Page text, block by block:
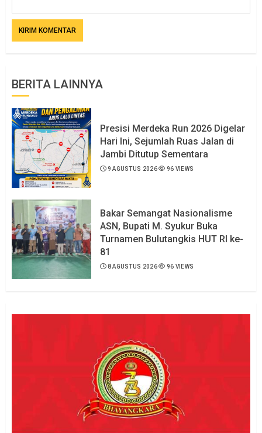
BERITA LAINNYA
Presisi Merdeka Run 2026 Digelar
Hari Ini, Sejumlah Ruas Jalan di
Jambi Ditutup Sementara
9 AGUSTUS 2026 96 VIEWS
Bakar Semangat Nasionalisme
ASN, Bupati M. Syukur Buka
Turnamen Bulutangkis HUT RI ke-
81
8 AGUSTUS 2026 96 VIEWS